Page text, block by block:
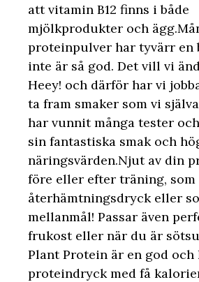
att vitamin B12 finns i både
mjölkprodukter och
proteinpulver har tyvärr en
inte är så god. Det vill vi
Heey! och därför har vi
ta fram smaker som vi
har vunnit många tester
sin fantastiska smak och
näringsvärden.Njut av din
före eller efter träning, som
återhämtningsdryck eller
mellanmål! Passar även
frukost eller när du är
Plant Protein är en god
proteindryck med få